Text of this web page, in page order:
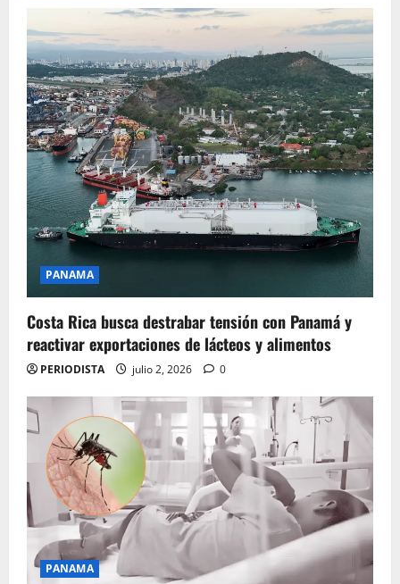
PANAMA
Costa Rica busca destrabar tensión con Panamá y
reactivar exportaciones de lácteos y alimentos
PERIODISTA julio 2, 2026 0
PANAMA